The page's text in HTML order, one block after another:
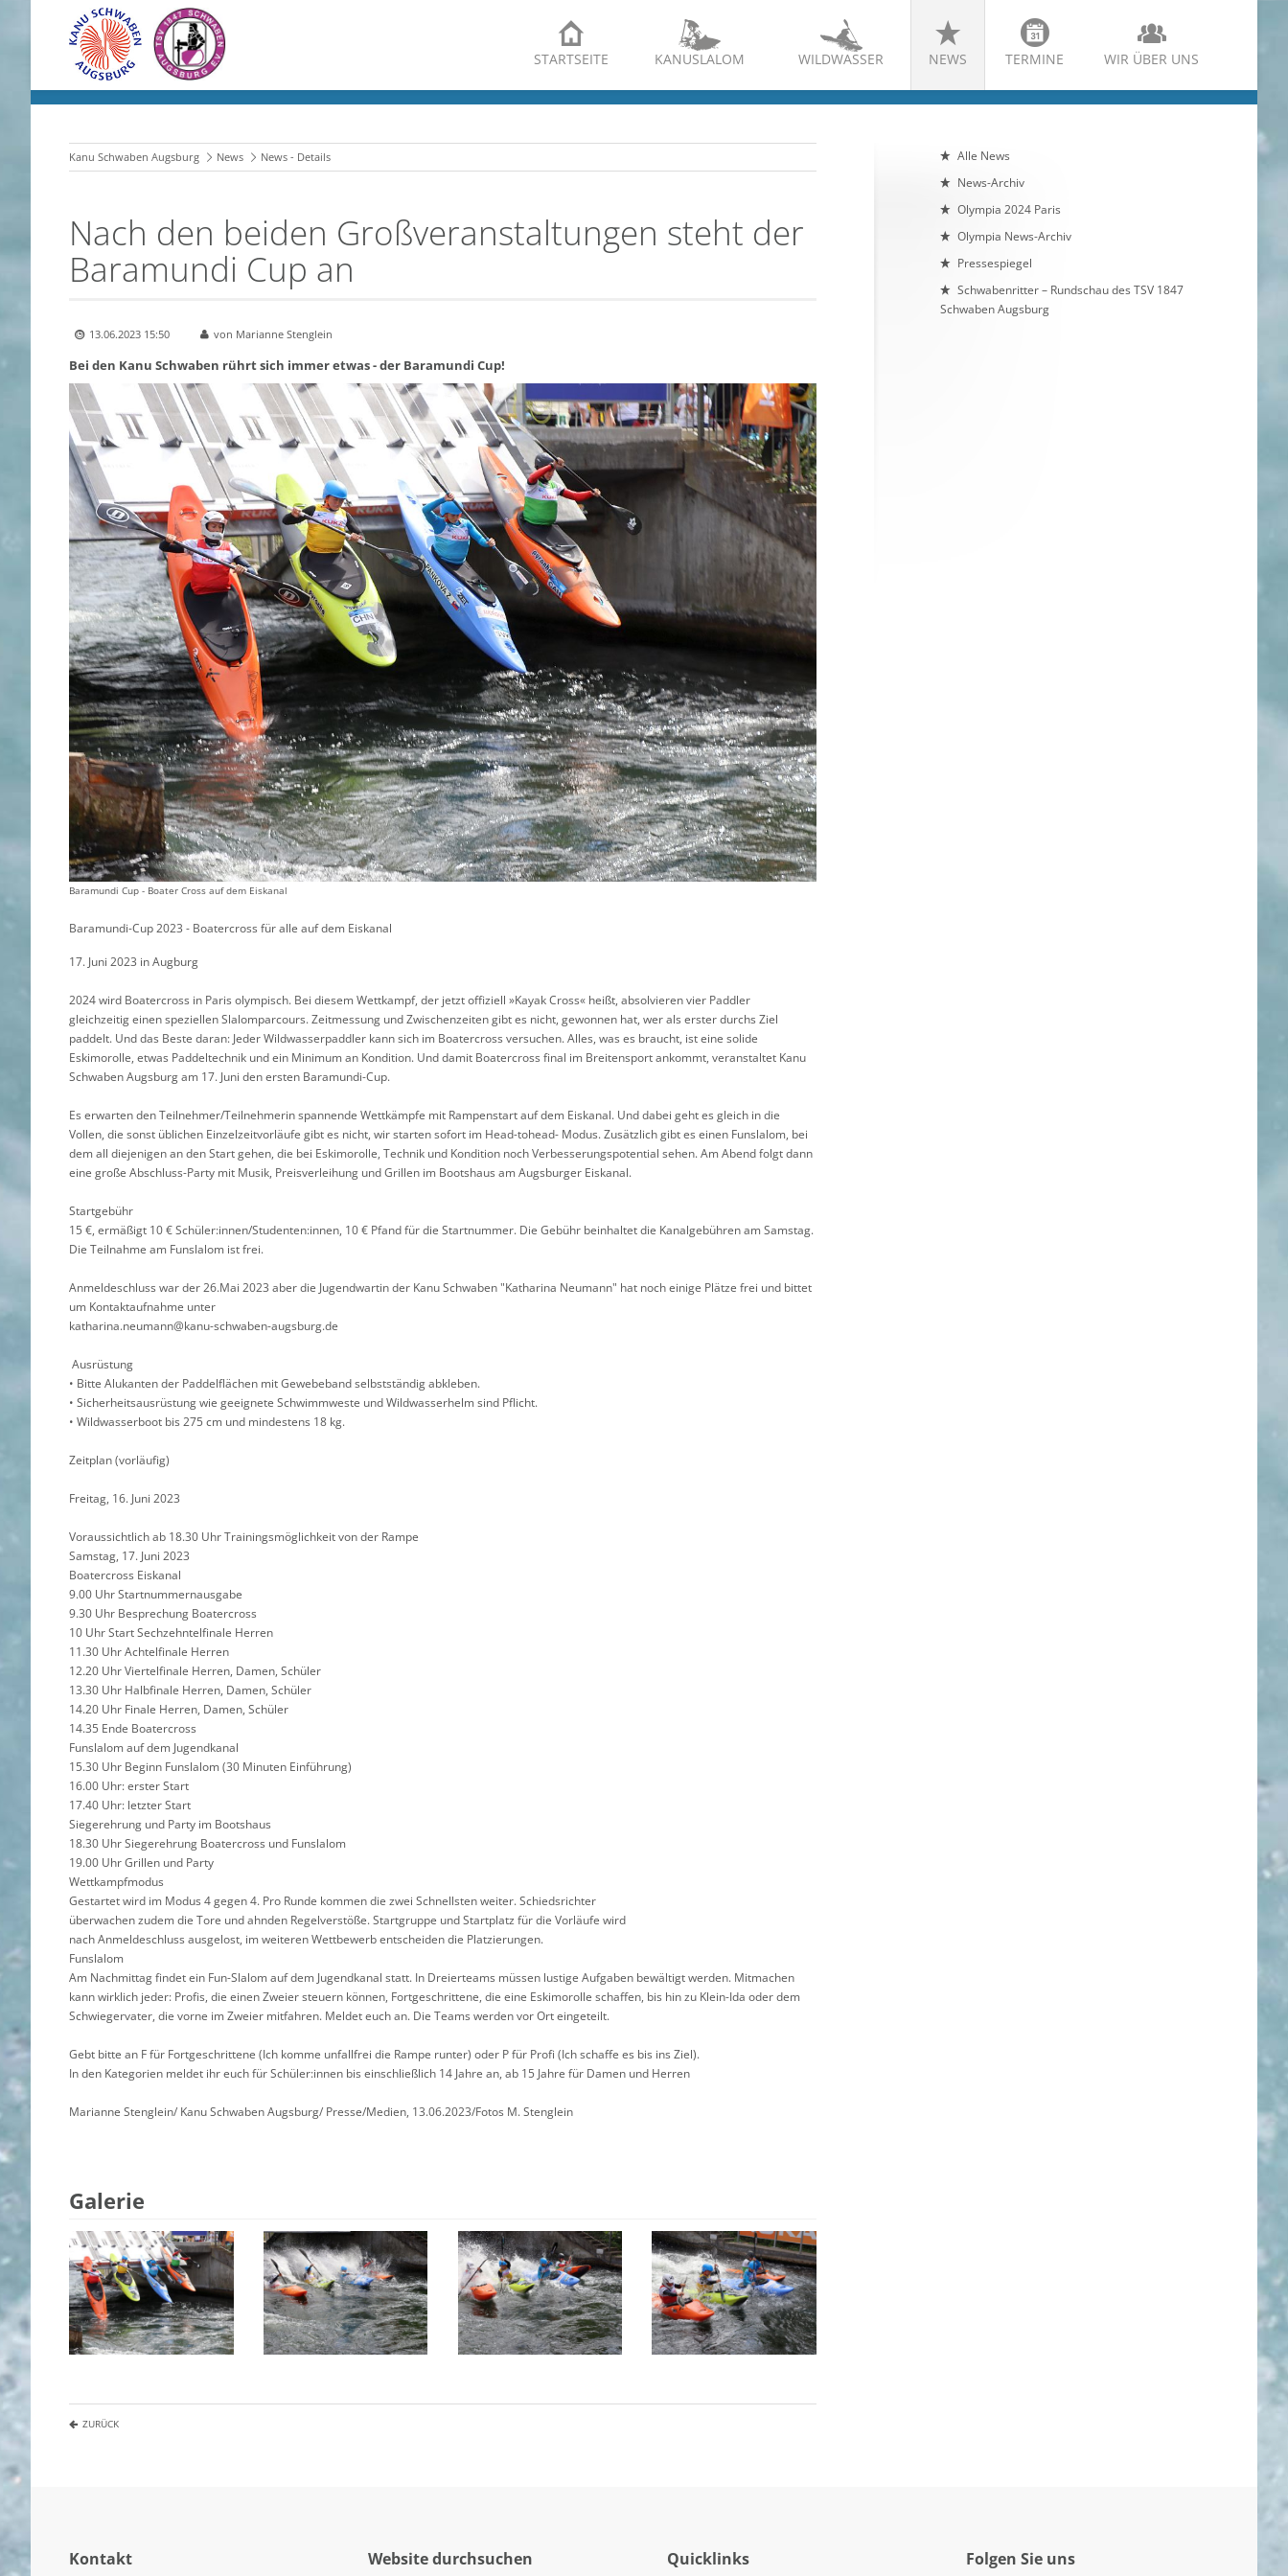
STARTSEITE KANUSLALOM WILDWASSER NEWS TERMINE WIR ÜBER UNS
Kanu Schwaben Augsburg News News - Details
Nach den beiden Großveranstaltungen steht der
Baramundi Cup an
13.06.2023 15:50 von Marianne Stenglein
Bei den Kanu Schwaben rührt sich immer etwas - der Baramundi Cup!
Baramundi Cup - Boater Cross auf dem Eiskanal
Baramundi-Cup 2023 - Boatercross für alle auf dem Eiskanal
17. Juni 2023 in Augburg
2024 wird Boatercross in Paris olympisch. Bei diesem Wettkampf, der jetzt offiziell »Kayak Cross« heißt, absolvieren vier Paddler
gleichzeitig einen speziellen Slalomparcours. Zeitmessung und Zwischenzeiten gibt es nicht, gewonnen hat, wer als erster durchs Ziel
paddelt. Und das Beste daran: Jeder Wildwasserpaddler kann sich im Boatercross versuchen. Alles, was es braucht, ist eine solide
Eskimorolle, etwas Paddeltechnik und ein Minimum an Kondition. Und damit Boatercross final im Breitensport ankommt, veranstaltet Kanu
Schwaben Augsburg am 17. Juni den ersten Baramundi-Cup.
Es erwarten den Teilnehmer/Teilnehmerin spannende Wettkämpfe mit Rampenstart auf dem Eiskanal. Und dabei geht es gleich in die
Vollen, die sonst üblichen Einzelzeitvorläufe gibt es nicht, wir starten sofort im Head-tohead- Modus. Zusätzlich gibt es einen Funslalom, bei
dem all diejenigen an den Start gehen, die bei Eskimorolle, Technik und Kondition noch Verbesserungspotential sehen. Am Abend folgt dann
eine große Abschluss-Party mit Musik, Preisverleihung und Grillen im Bootshaus am Augsburger Eiskanal.
Startgebühr
15 €, ermäßigt 10 € Schüler:innen/Studenten:innen, 10 € Pfand für die Startnummer. Die Gebühr beinhaltet die Kanalgebühren am Samstag.
Die Teilnahme am Funslalom ist frei.
Anmeldeschluss war der 26.Mai 2023 aber die Jugendwartin der Kanu Schwaben "Katharina Neumann" hat noch einige Plätze frei und bittet
um Kontaktaufnahme unter
katharina.neumann@kanu-schwaben-augsburg.de
Ausrüstung
• Bitte Alukanten der Paddelflächen mit Gewebeband selbstständig abkleben.
• Sicherheitsausrüstung wie geeignete Schwimmweste und Wildwasserhelm sind Pflicht.
• Wildwasserboot bis 275 cm und mindestens 18 kg.
Zeitplan (vorläufig)
Freitag, 16. Juni 2023
Voraussichtlich ab 18.30 Uhr Trainingsmöglichkeit von der Rampe
Samstag, 17. Juni 2023
Boatercross Eiskanal
9.00 Uhr Startnummernausgabe
9.30 Uhr Besprechung Boatercross
10 Uhr Start Sechzehntelfinale Herren
11.30 Uhr Achtelfinale Herren
12.20 Uhr Viertelfinale Herren, Damen, Schüler
13.30 Uhr Halbfinale Herren, Damen, Schüler
14.20 Uhr Finale Herren, Damen, Schüler
14.35 Ende Boatercross
Funslalom auf dem Jugendkanal
15.30 Uhr Beginn Funslalom (30 Minuten Einführung)
16.00 Uhr: erster Start
17.40 Uhr: letzter Start
Siegerehrung und Party im Bootshaus
18.30 Uhr Siegerehrung Boatercross und Funslalom
19.00 Uhr Grillen und Party
Wettkampfmodus
Gestartet wird im Modus 4 gegen 4. Pro Runde kommen die zwei Schnellsten weiter. Schiedsrichter
überwachen zudem die Tore und ahnden Regelverstöße. Startgruppe und Startplatz für die Vorläufe wird
nach Anmeldeschluss ausgelost, im weiteren Wettbewerb entscheiden die Platzierungen.
Funslalom
Am Nachmittag findet ein Fun-Slalom auf dem Jugendkanal statt. In Dreierteams müssen lustige Aufgaben bewältigt werden. Mitmachen
kann wirklich jeder: Profis, die einen Zweier steuern können, Fortgeschrittene, die eine Eskimorolle schaffen, bis hin zu Klein-Ida oder dem
Schwiegervater, die vorne im Zweier mitfahren. Meldet euch an. Die Teams werden vor Ort eingeteilt.
Gebt bitte an F für Fortgeschrittene (Ich komme unfallfrei die Rampe runter) oder P für Profi (Ich schaffe es bis ins Ziel).
In den Kategorien meldet ihr euch für Schüler:innen bis einschließlich 14 Jahre an, ab 15 Jahre für Damen und Herren
Marianne Stenglein/ Kanu Schwaben Augsburg/ Presse/Medien, 13.06.2023/Fotos M. Stenglein
Galerie
ZURÜCK
Alle News
News-Archiv
Olympia 2024 Paris
Olympia News-Archiv
Pressespiegel
Schwabenritter – Rundschau des TSV 1847
Schwaben Augsburg
Kontakt Website durchsuchen Quicklinks Folgen Sie uns